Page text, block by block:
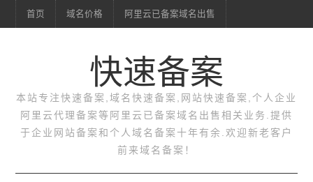
首页 域名价格 阿里云已备案域名出售
快速备案
本站专注快速备案,域名快速备案,网站快速备案,个人企业
阿里云代理备案等阿里云已备案域名出售相关业务.提供
于企业网站备案和个人域名备案十年有余.欢迎新老客户
前来域名备案！